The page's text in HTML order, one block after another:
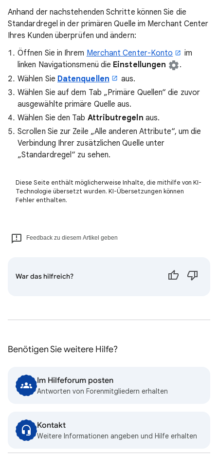
Anhand der nachstehenden Schritte können Sie die
Standardregel in der primären Quelle im Merchant Center
Ihres Kunden überprüfen und ändern:
Öffnen Sie in Ihrem Merchant Center-Konto
im
linken Navigationsmenü die Einstellungen
.
Wählen Sie Datenquellen
aus.
Wählen Sie auf dem Tab „Primäre Quellen“ die zuvor
ausgewählte primäre Quelle aus.
Wählen Sie den Tab Attributregeln aus.
Scrollen Sie zur Zeile „Alle anderen Attribute“, um die
Verbindung Ihrer zusätzlichen Quelle unter
„Standardregel“ zu sehen.
Diese Seite enthält möglicherweise Inhalte, die mithilfe von KI-
Technologie übersetzt wurden. KI-Übersetzungen können
Fehler enthalten.
Feedback zu diesem Artikel geben
War das hilfreich?
Benötigen Sie weitere Hilfe?
Im Hilfeforum posten
Antworten von Forenmitgliedern erhalten
Kontakt
Weitere Informationen angeben und Hilfe erhalten